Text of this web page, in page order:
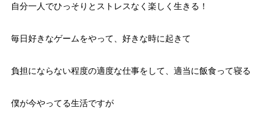
自分一人でひっそりとストレスなく楽しく生きる！
毎日好きなゲームをやって、好きな時に起きて
負担にならない程度の適度な仕事をして、適当に飯食って寝る
僕が今やってる生活ですが